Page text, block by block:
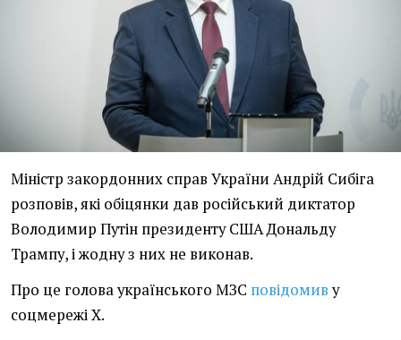
Міністр закордонних справ України Андрій Сибіга
розповів, які обіцянки дав російський диктатор
Володимир Путін президенту США Дональду
Трампу, і жодну з них не виконав.
Про це голова українського МЗС повідомиву
соцмережі Х.